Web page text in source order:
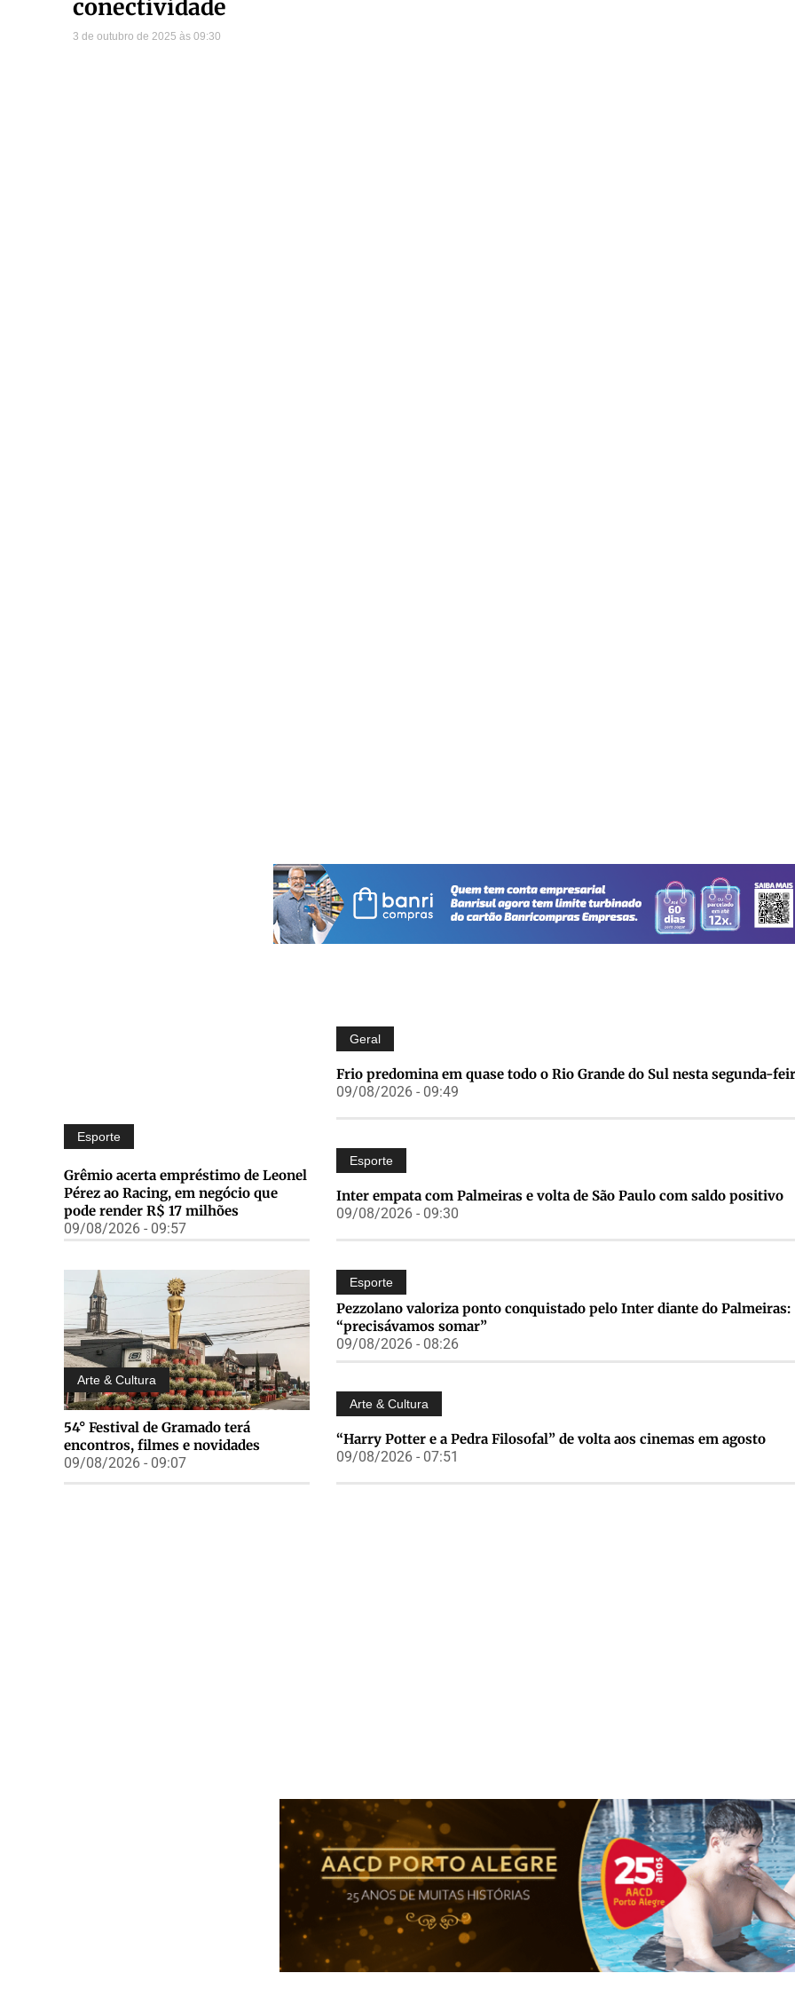
conectividade
3 de outubro de 2025 09:30
Esporte
Grêmio acerta empréstimo de Leonel
Pérez ao Racing, em negócio que
pode render R$ 17 milhões
09/08/2026 - 09:57
Geral
Frio predomina em quase todo o Rio Grande do Sul nesta segunda-
09/08/2026 - 09:49
Esporte
Inter empata com Palmeiras e volta de São Paulo com saldo positivo
09/08/2026 - 09:30
Arte & Cultura
54° Festival de Gramado terá
encontros, filmes e novidades
09/08/2026 - 09:07
Esporte
Pezzolano valoriza ponto conquistado pelo Inter diante do Palmeiras:
“precisávamos somar”
09/08/2026 - 08:26
Arte & Cultura
“Harry Potter e a Pedra Filosofal” de volta aos cinemas em agosto
09/08/2026 - 07:51